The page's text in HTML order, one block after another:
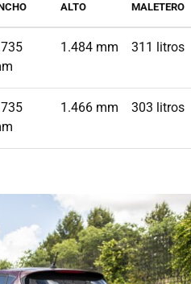
ALTO MALETERO
1.484 mm 311 litros
1.466 mm 303 litros